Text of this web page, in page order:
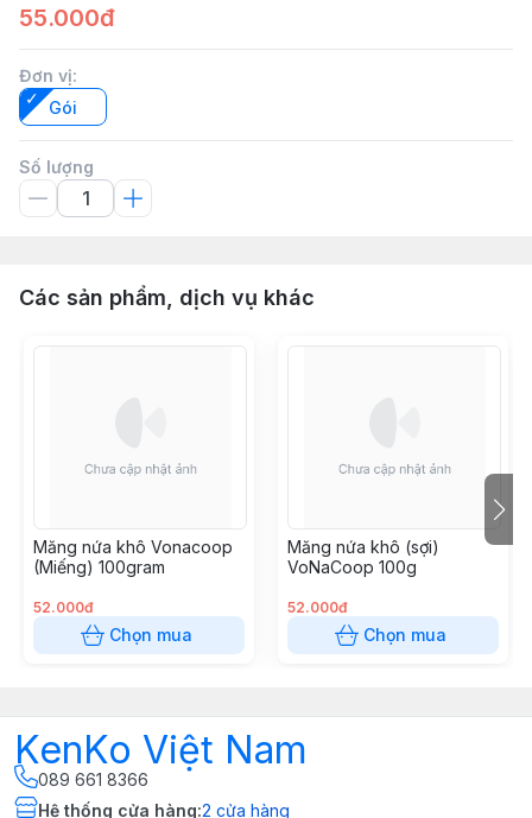
55.000đ
Đơn vị:
Gói
Số lượng
Các sản phẩm, dịch vụ khác
Măng nứa khô Vonacoop
(Miếng) 100gram
52.000đ
Chọn mua
Măng nứa khô (sợi)
VoNaCoop 100g
52.000đ
Chọn mua
KenKo Việt Nam
089 661 8366
Hệ thống cửa hàng:2 cửa hàng